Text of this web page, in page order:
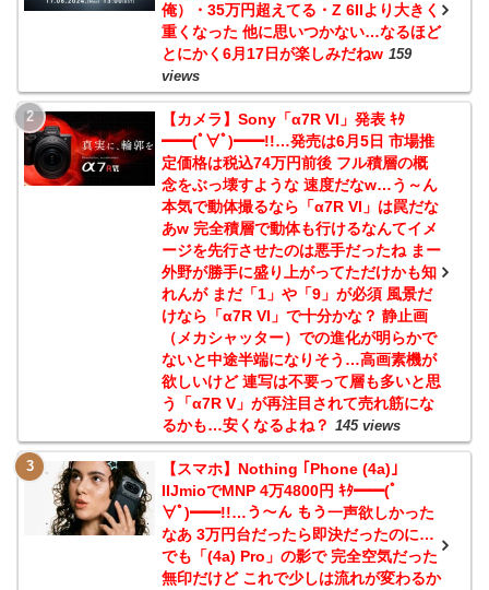
俺）・35万円超えてる・Z 6IIより大きく
重くなった 他に思いつかない…なるほど
とにかく6月17日が楽しみだねw 159
views
【カメラ】Sony「α7R VI」発表 ｷﾀ
━━(ﾟ∀ﾟ)━━!!…発売は6月5日 市場推
定価格は税込74万円前後 フル積層の概
念をぶっ壊すような 速度だなw…う～ん
本気で動体撮るなら「α7R VI」は罠だな
あw 完全積層で動体も行けるなんてイメ
ージを先行させたのは悪手だったね まー
外野が勝手に盛り上がってただけかも知
れんが まだ「1」や「9」が必須 風景だ
けなら「α7R VI」で十分かな？ 静止画
（メカシャッター）での進化が明らかで
ないと中途半端になりそう…高画素機が
欲しいけど 連写は不要って層も多いと思
う「α7R V」が再注目されて売れ筋にな
るかも…安くなるよね？ 145 views
【スマホ】Nothing ｢Phone (4a)｣
IIJmioでMNP 4万4800円 ｷﾀ━━(ﾟ
∀ﾟ)━━!!…う～ん もう一声欲しかった
なあ 3万円台だったら即決だったのに…
でも「(4a) Pro」の影で 完全空気だった
無印だけど これで少しは流れが変わるか